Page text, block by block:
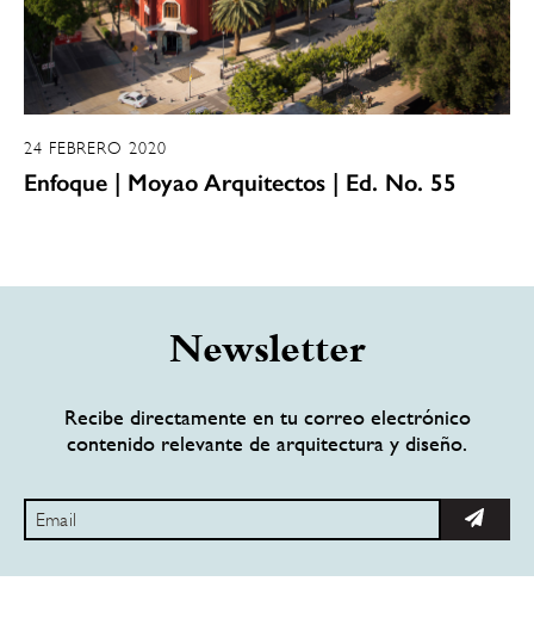
24 FEBRERO 2020
Enfoque | Moyao Arquitectos | Ed. No. 55
Newsletter
Recibe directamente en tu correo electrónico
contenido relevante de arquitectura y diseño.